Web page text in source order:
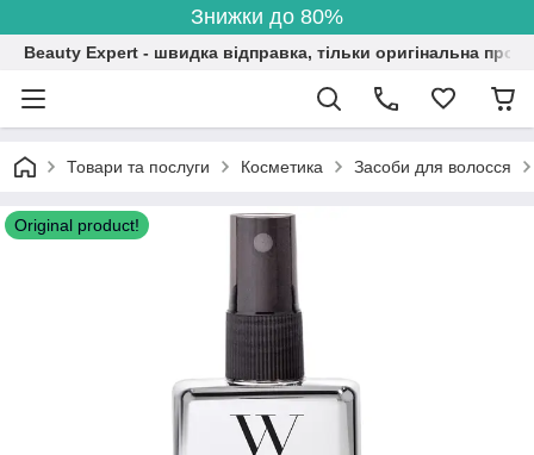
Знижки до 80%
Beauty Expert - швидка відправка, тільки оригінальна
Товари та послуги Косметика Засоби для волосся
Original product!